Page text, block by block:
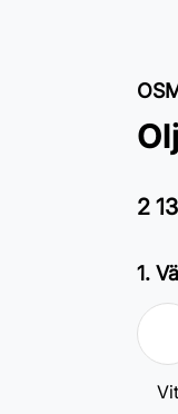
2
1.
Vit